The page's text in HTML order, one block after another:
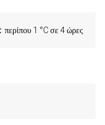
περίπου 1 °C σε 4 ώρες